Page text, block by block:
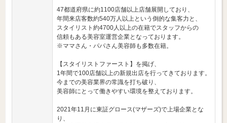
47都道府県に約1100店舗以上店舗展開しており、
年間来店客数約540万人以上という倒的な集客力と、
スタイリスト約4700人以上の在籍でスタッフからの
信頼もある美容室運営企業となっております。
※ママさん・パパさん美容師も多数在籍。
【スタイリストファースト】を掲げ、
1年間で100店舗以上の新規出店を行ってきております。
今までの美容業界の常識を打ち破り、
美容師にとって働きやすい環境を整えております。
2021年11月に東証グロース(マザーズ)で上場企業とな
り、